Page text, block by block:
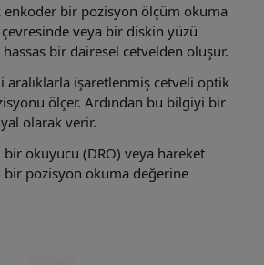
enkoder bir pozisyon ölçüm okuma
çevresinde veya bir diskin yüzü
bir dairesel cetvelden oluşur.
aralıklarla işaretlenmiş cetveli optik
ölçer. Ardından bu bilgiyi bir
olarak verir.
okuyucu (DRO) veya hareket
pozisyon okuma değerine